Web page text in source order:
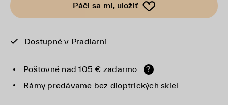
Páči sa mi, uložiť
Dostupné v Pradiarni
Poštovné nad 105 € zadarmo
?
Rámy predávame bez dioptrických skiel